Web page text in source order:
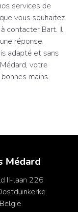
services de
vous souhaitez
contacter Bart. Il
réponse,
adapté et sans
votre
mains.
Médard
II-laan 226
België